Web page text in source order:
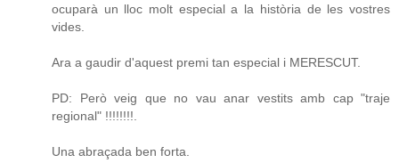
ocuparà un lloc molt especial a la història de les vostres
vides.
Ara a gaudir d'aquest premi tan especial i MERESCUT.
PD: Però veig que no vau anar vestits amb cap "traje
regional" !!!!!!!!.
Una abraçada ben forta.